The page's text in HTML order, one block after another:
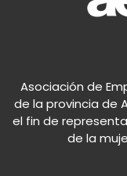
Asociación de
de la provincia de
el fin de
de la